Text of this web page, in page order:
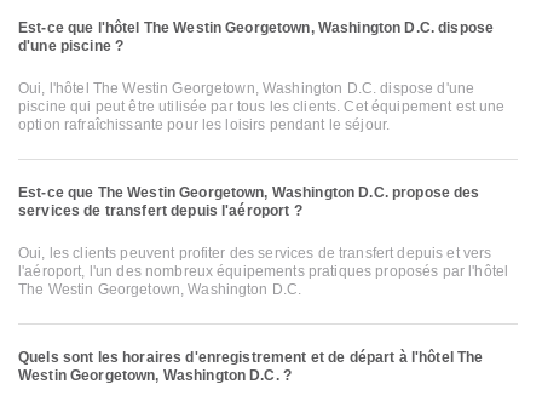
Est-ce que l'hôtel The Westin Georgetown, Washington D.C. dispose
d'une piscine ?
Oui, l'hôtel The Westin Georgetown, Washington D.C. dispose d'une
piscine qui peut être utilisée par tous les clients. Cet équipement est une
option rafraîchissante pour les loisirs pendant le séjour.
Est-ce que The Westin Georgetown, Washington D.C. propose des
services de transfert depuis l'aéroport ?
Oui, les clients peuvent profiter des services de transfert depuis et vers
l'aéroport, l'un des nombreux équipements pratiques proposés par l'hôtel
The Westin Georgetown, Washington D.C.
Quels sont les horaires d'enregistrement et de départ à l'hôtel The
Westin Georgetown, Washington D.C. ?